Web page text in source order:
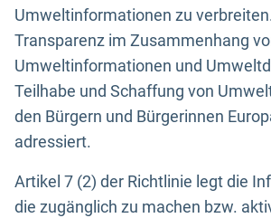
Umweltinformationen zu
Transparenz im Zusammenhang
Umweltinformationen und
Teilhabe und Schaffung von
den Bürgern und Bürgerinnen
adressiert.
Artikel 7 (2) der Richtlinie legt die
die zugänglich zu machen bzw.